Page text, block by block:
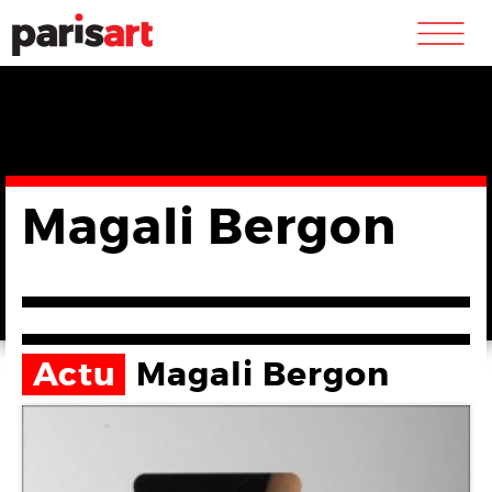
m
Magali Bergon
Actu Magali Bergon